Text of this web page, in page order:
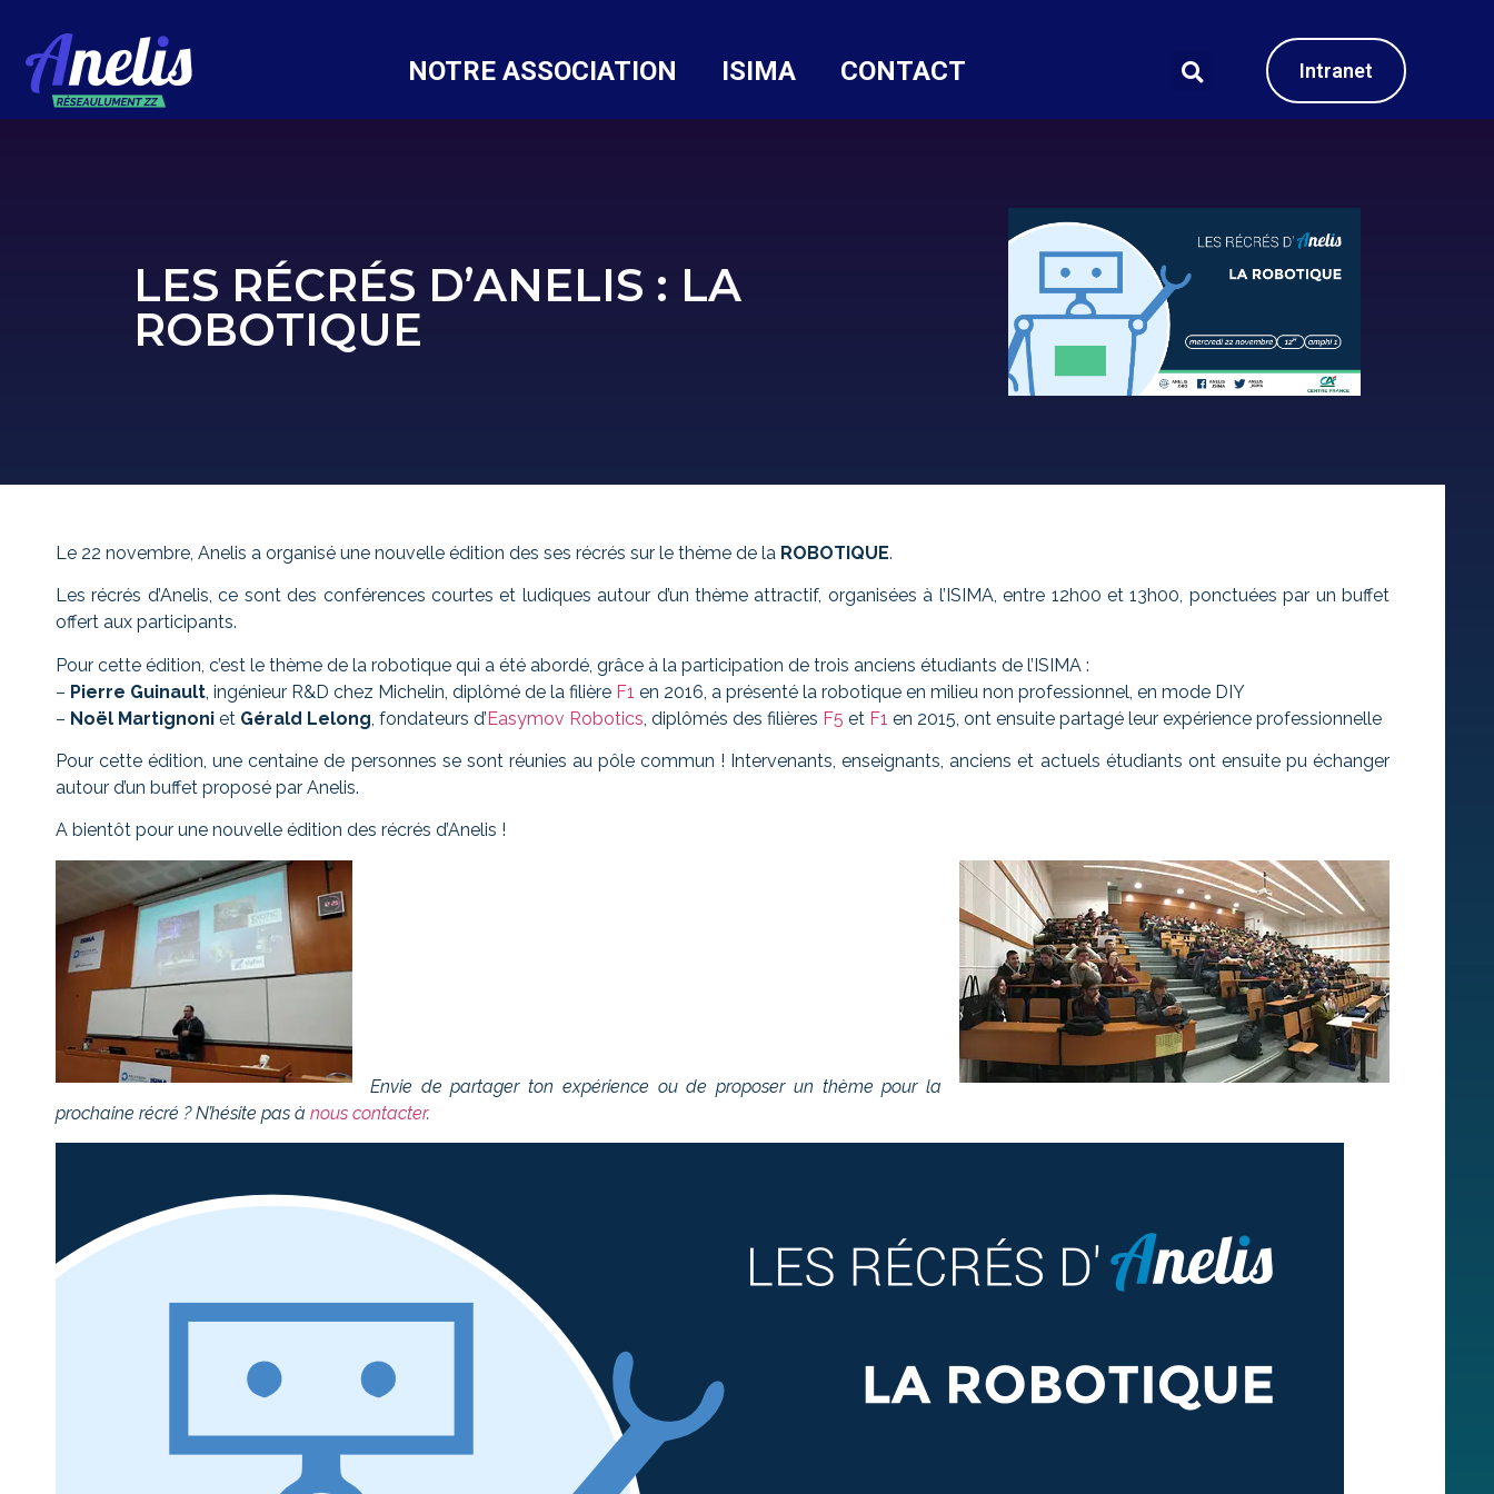
NOTRE ASSOCIATION ISIMA CONTACT Intranet
LES RÉCRÉS D’ANELIS : LA
ROBOTIQUE
Le 22 novembre, Anelis a organisé une nouvelle édition des ses récrés sur le thème de la ROBOTIQUE.
Les récrés d’Anelis, ce sont des conférences courtes et ludiques autour d’un thème attractif, organisées à l’ISIMA, entre 12h00 et 13h00, ponctuées par un buffet
offert aux participants.
Pour cette édition, c’est le thème de la robotique qui a été abordé, grâce à la participation de trois anciens étudiants de l’ISIMA :
– Pierre Guinault , ingénieur R&D chez Michelin, diplômé de la filière F1 en 2016, a présenté la robotique en milieu non professionnel, en mode DIY
– Noël Martignoni et Gérald Lelong , fondateurs d’Easymov Robotics , diplômés des filières F5 et F1 en 2015, ont ensuite partagé leur expérience professionnelle
Pour cette édition, une centaine de personnes se sont réunies au pôle commun ! Intervenants, enseignants, anciens et actuels étudiants ont ensuite pu échanger
autour d’un buffet proposé par Anelis.
A bientôt pour une nouvelle édition des récrés d’Anelis !
Envie de partager ton expérience ou de proposer un thème pour la
prochaine récré ? N’hésite pas à nous contacter.